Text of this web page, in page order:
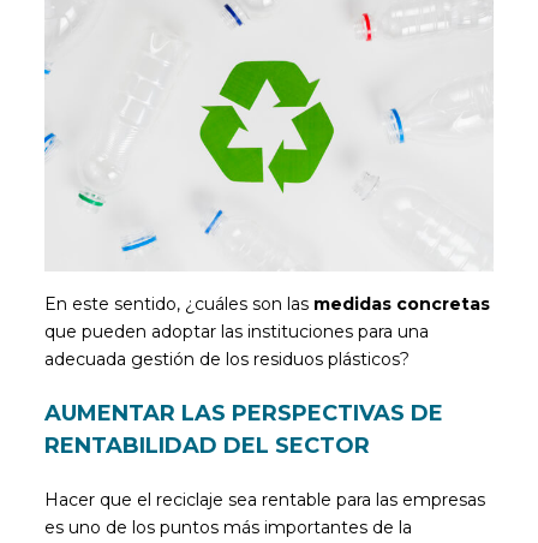
En este sentido, ¿cuáles son las medidas concretas
que pueden adoptar las instituciones para una
adecuada gestión de los residuos plásticos?
AUMENTAR LAS PERSPECTIVAS DE
RENTABILIDAD DEL SECTOR
Hacer que el reciclaje sea rentable para las empresas
es uno de los puntos más importantes de la